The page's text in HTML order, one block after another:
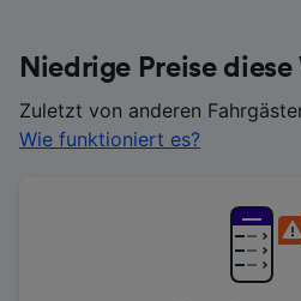
Niedrige Preise
Zuletzt von anderen
Wie funktioniert es?